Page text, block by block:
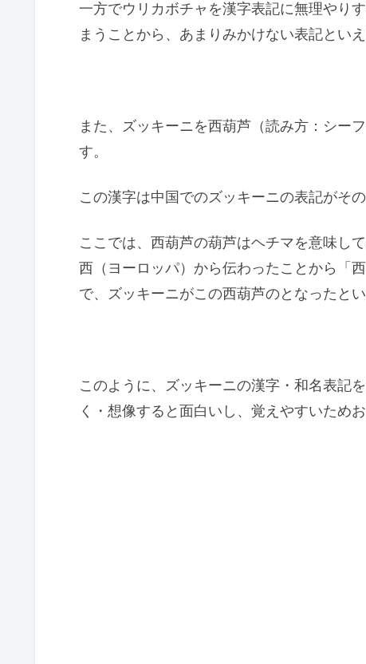
一方でウリカボチャを漢字表記に無理やり
まうことから、あまりみかけない表記といえ
また、ズッキーニを西葫芦（読み方：シー
す。
この漢字は中国でのズッキーニの表記がそ
ここでは、西葫芦の葫芦はヘチマを意味し
西（ヨーロッパ）から伝わったことから「
で、ズッキーニがこの西葫芦のとなったとい
このように、ズッキーニの漢字・和名表記
く・想像すると面白いし、覚えやすいためお